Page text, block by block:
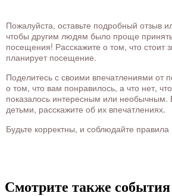
Пожалуйста, оставьте подробный отзыв
чтобы другим людям было проще
посещения! Расскажите о том, что стоит
планирует посещение.
Поделитесь с своими впечатлениями от
о том, что вам понравилось, а что нет,
показалось интересным или необычным.
детьми, расскажите об их впечатлениях.
Будьте корректны, и соблюдайте
Смотрите также события